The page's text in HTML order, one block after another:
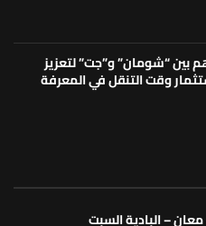
بين “شومان” و”جت” لتعزيز
وقت التنقل في المعرفة
– البادية السبت